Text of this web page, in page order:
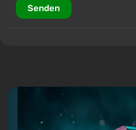
Senden